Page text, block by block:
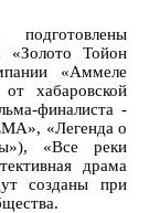
«Золото Тойон
«Аммеле
хабаровской
финалиста -
«Легенда о
«Все реки
драма
созданы при